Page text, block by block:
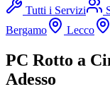
Tutti i Servizi
Bergamo
Lecco
PC Rotto a
Adesso